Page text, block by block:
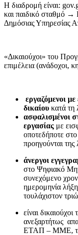
Η διαδρομή είναι:
και παιδικό σταθμό →
Δημόσιας
«Δικαιούχοι» του
επιμέλεια (ανάδοχοι,
εργαζόμενοι
δικαίου κατά τη
ασφαλισμένοι
εργασίας με
οποτεδήποτε
προηγούνται
άνεργοι
στο Ψηφιακό
συνεχόμενο
ημερομηνία
τουλάχιστον
είναι
ανεξαρτήτως
ΕΤΑΠ – ΜΜΕ,